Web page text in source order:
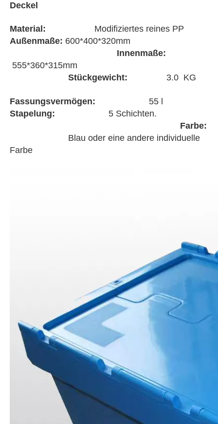
Deckel
Material: Modifiziertes reines PP
Außenmaße: 600*400*320mm
Innenmaße:
555*360*315mm
Stückgewicht:
3.0 KG
Fassungsvermögen:
55 l
Stapelung:
5 Schichten.
Farbe:
Blau oder eine andere individuelle
Farbe